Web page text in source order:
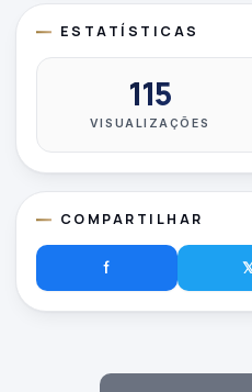
ESTATÍSTICAS
115
VISUALIZAÇÕES
COMPARTILHAR
f